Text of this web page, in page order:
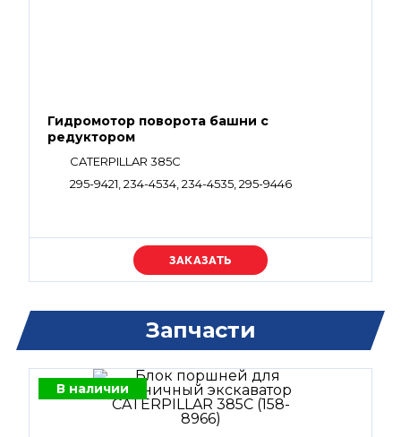
Гидромотор поворота башни с
редуктором
CATERPILLAR 385C
295-9421, 234-4534, 234-4535, 295-9446
Уточняйте цену
Запчасти
В наличии